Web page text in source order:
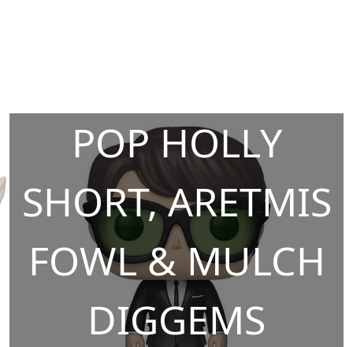
POP HOLLY
SHORT, ARETMIS
FOWL & MULCH
DIGGEMS